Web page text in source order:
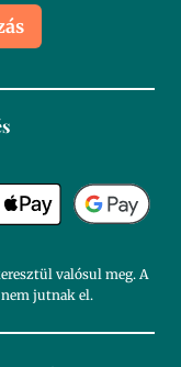
valósul meg. A
jutnak el.